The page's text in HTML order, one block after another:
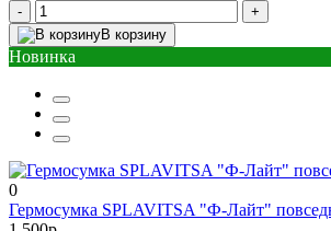
-
+
В корзину
Новинка
0
Гермосумка SPLAVITSA "Ф-Лайт"